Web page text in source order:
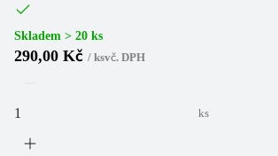
Skladem > 20 ks
290,00 Kč / ksvč. DPH
ks